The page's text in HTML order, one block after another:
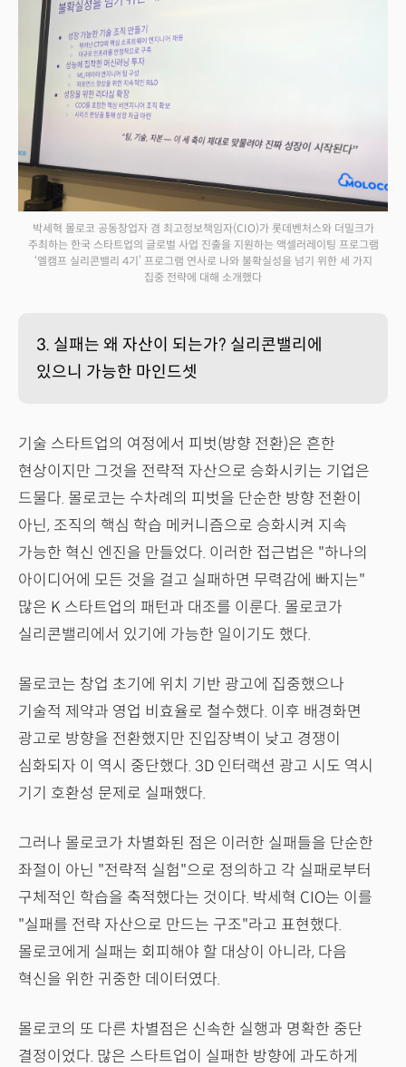
박세혁 몰로코 공동창업자 겸 최고정보책임자(CIO)가 롯데벤처스와 더밀크가
주최하는 한국 스타트업의 글로벌 사업 진출을 지원하는 액셀러레이팅 프로그램
‘엘캠프 실리콘밸리 4기’ 프로그램 연사로 나와 불확실성을 넘기 위한 세 가지
집중 전략에 대해 소개했다
3. 실패는 왜 자산이 되는가? 실리콘밸리에
있으니 가능한 마인드셋
기술 스타트업의 여정에서 피벗(방향 전환)은 흔한
현상이지만 그것을 전략적 자산으로 승화시키는 기업은
드물다. 몰로코는 수차례의 피벗을 단순한 방향 전환이
아닌, 조직의 핵심 학습 메커니즘으로 승화시켜 지속
가능한 혁신 엔진을 만들었다. 이러한 접근법은 "하나의
아이디어에 모든 것을 걸고 실패하면 무력감에 빠지는"
많은 K 스타트업의 패턴과 대조를 이룬다. 몰로코가
실리콘밸리에서 있기에 가능한 일이기도 했다.
몰로코는 창업 초기에 위치 기반 광고에 집중했으나
기술적 제약과 영업 비효율로 철수했다. 이후 배경화면
광고로 방향을 전환했지만 진입장벽이 낮고 경쟁이
심화되자 이 역시 중단했다. 3D 인터랙션 광고 시도 역시
기기 호환성 문제로 실패했다.
그러나 몰로코가 차별화된 점은 이러한 실패들을 단순한
좌절이 아닌 "전략적 실험"으로 정의하고 각 실패로부터
구체적인 학습을 축적했다는 것이다. 박세혁 CIO는 이를
"실패를 전략 자산으로 만드는 구조"라고 표현했다.
몰로코에게 실패는 회피해야 할 대상이 아니라, 다음
혁신을 위한 귀중한 데이터였다.
몰로코의 또 다른 차별점은 신속한 실행과 명확한 중단
결정이었다. 많은 스타트업이 실패한 방향에 과도하게